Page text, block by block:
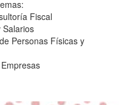
Fiscal
Salarios
Personas Físicas y